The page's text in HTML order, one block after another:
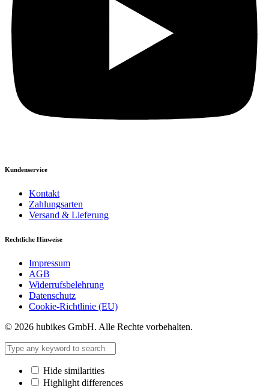
Kundenservice
Kontakt
Zahlungsarten
Versand & Lieferung
Rechtliche Hinweise
Impressum
AGB
Widerrufsbelehrung
Datenschutz
Cookie-Richtlinie (EU)
© 2026 hubikes GmbH. Alle Rechte vorbehalten.
Hide similarities
Highlight differences